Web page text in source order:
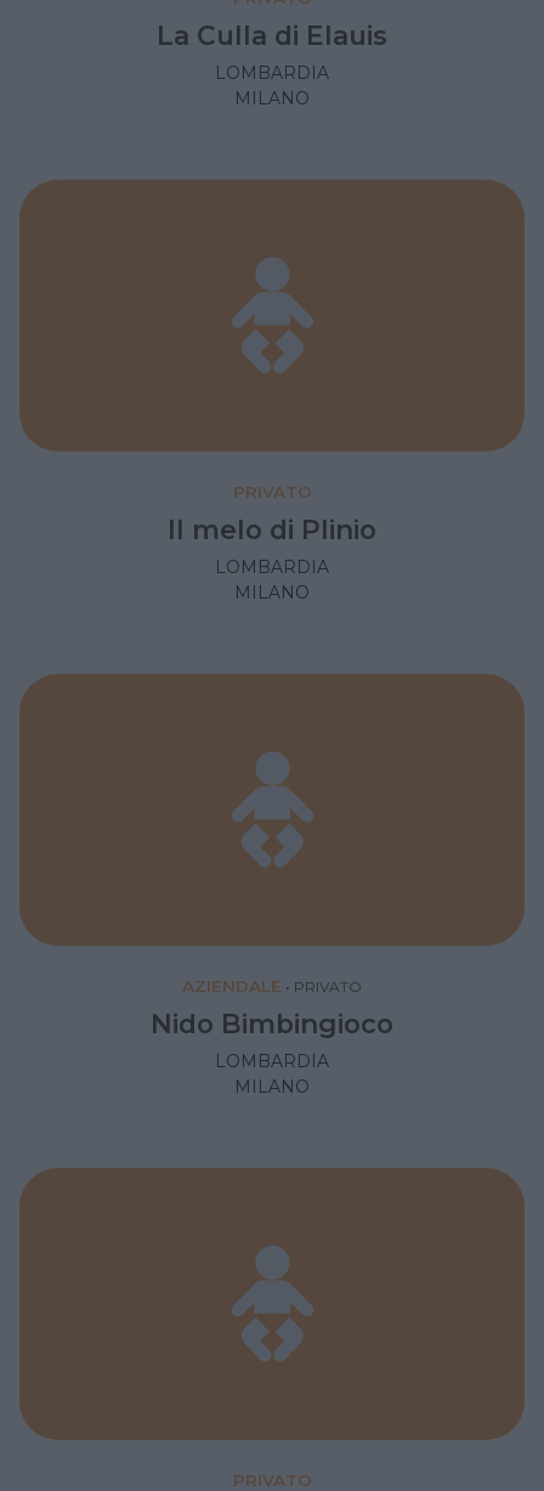
La Culla di Elauis
LOMBARDIA
MILANO
PRIVATO
Il melo di Plinio
LOMBARDIA
MILANO
AZIENDALE • PRIVATO
Nido Bimbingioco
LOMBARDIA
MILANO
PRIVATO